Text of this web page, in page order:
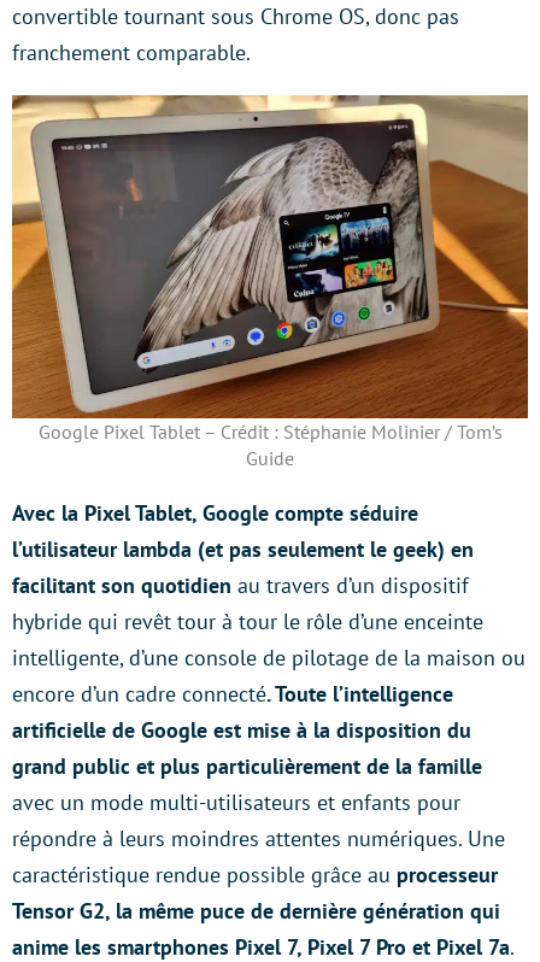
convertible tournant sous Chrome OS, donc pas
franchement comparable.
Google Pixel Tablet – Crédit : Stéphanie Molinier / Tom’s
Guide
Avec la Pixel Tablet, Google compte séduire
l’utilisateur lambda (et pas seulement le geek) en
facilitant son quotidien au travers d’un dispositif
hybride qui revêt tour à tour le rôle d’une enceinte
intelligente, d’une console de pilotage de la maison ou
encore d’un cadre connecté. Toute l’intelligence
artificielle de Google est mise à la disposition du
grand public et plus particulièrement de la famille
avec un mode multi-utilisateurs et enfants pour
répondre à leurs moindres attentes numériques. Une
caractéristique rendue possible grâce au processeur
Tensor G2, la même puce de dernière génération qui
anime les smartphones Pixel 7, Pixel 7 Pro et Pixel 7a.